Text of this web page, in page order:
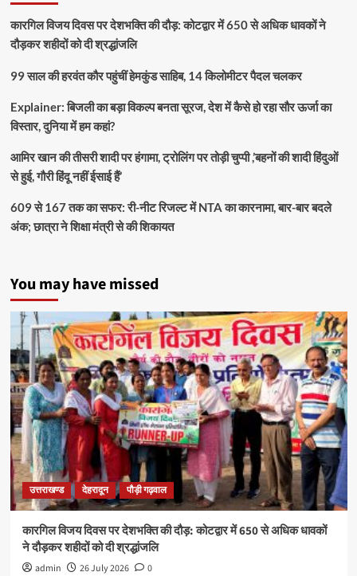
कारगिल विजय दिवस पर देशभक्ति की दौड़: कोटद्वार में 650 से अधिक धावकों ने
दौड़कर शहीदों को दी श्रद्धांजलि
99 साल की हरवंत कौर पहुंचीं हेमकुंड साहिब, 14 किलोमीटर पैदल चलकर
Explainer: बिजली का बड़ा विकल्प बनता सूरज, देश में कैसे हो रहा सौर ऊर्जा का
विस्तार, दुनिया में हम कहां?
आमिर खान की तीसरी शादी पर हंगामा, ट्रोलिंग पर तोड़ी चुप्पी ,’बहनों की शादी हिंदुओं
से हुई, गौरी हिंदू नहीं ईसाई हैं’
609 से 167 तक का सफर: री-नीट रिजल्ट में NTA का कारनामा, बार-बार बदले
अंक; छात्रा ने शिक्षा मंत्री से की शिकायत
You may have missed
उत्तराखण्ड देहरादून पौड़ी गढ़वाल
कारगिल विजय दिवस पर देशभक्ति की दौड़: कोटद्वार में 650 से अधिक धावकों
ने दौड़कर शहीदों को दी श्रद्धांजलि
admin 26 July 2026 0